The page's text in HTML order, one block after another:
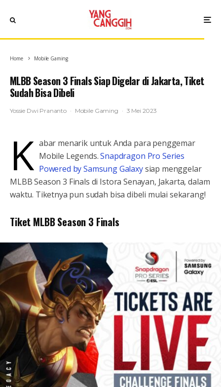
Home Mobile Gaming
MLBB Season 3 Finals Siap Digelar di Jakarta, Tiket
Sudah Bisa Dibeli
Yossie Dwi Prananto · Mobile Gaming · 3 Mei 2023
K abar menarik untuk Anda para penggemar
Mobile Legends.Snapdragon Pro Series
Powered by Samsung Galaxysiap menggelar
MLBB Season 3 Finals di Istora Senayan, Jakarta, dalam
waktu. Tiketnya pun sudah bisa dibeli mulai sekarang!
Tiket MLBB Season 3 Finals